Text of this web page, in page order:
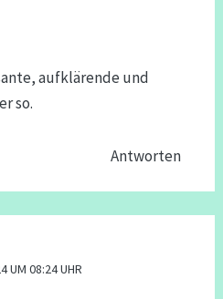
aufklärende und
so.
Antworten
UM 08:24 UHR